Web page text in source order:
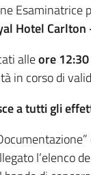
Esaminatrice
Hotel
alleore12:30
in corso di
a tutti gli
l’elenco